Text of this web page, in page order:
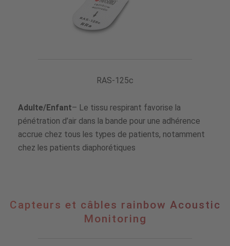
RAS-125c
Adulte/Enfant– Le tissu respirant favorise la
pénétration d’air dans la bande pour une adhérence
accrue chez tous les types de patients, notamment
chez les patients diaphorétiques
Capteurs et câbles rainbow Acoustic
Monitoring